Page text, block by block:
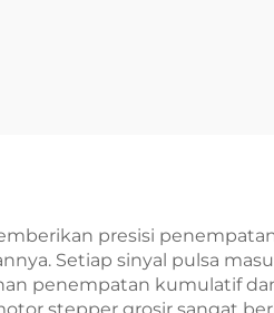
presisi
Setiap sinyal pulsa
penempatan kumulatif